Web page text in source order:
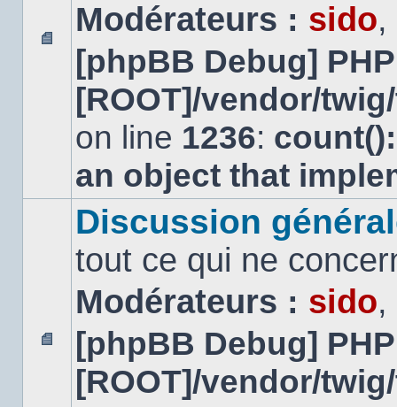
Aucun
message
non
Modérateurs : sido,
[phpBB Debug]
[ROOT]/vendor/
on line 1236:
an object that
Aucun
message
non
Discussion
tout ce qui ne
Modérateurs : sido,
[phpBB Debug]
[ROOT]/vendor/